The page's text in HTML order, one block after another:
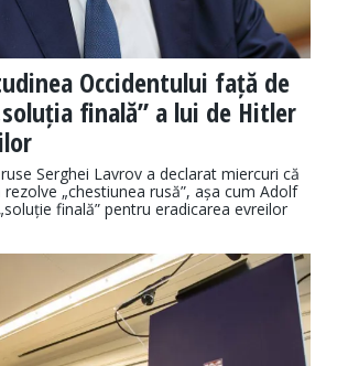
Occidentului față de
finală” a lui de Hitler
Serghei Lavrov a declarat miercuri că
„chestiunea rusă”, așa cum Adolf
finală” pentru eradicarea evreilor